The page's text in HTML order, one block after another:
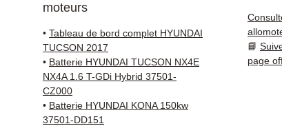
della
✅
✅
moteurs
• Tableau de bord complet HYUNDAI
TUCSON 2017
• Batterie HYUNDAI TUCSON NX4E
NX4A 1.6 T-GDi Hybrid 37501-
CZ000
• Batterie HYUNDAI KONA 150kw
37501-DD151
📘
page